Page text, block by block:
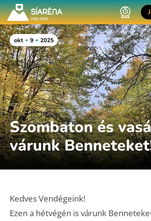
Szombaton és
várunk
okt 9 2025
Kedves Vendégeink!
Ezen a hétvégén is várunk